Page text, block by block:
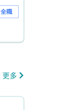
全職
更多